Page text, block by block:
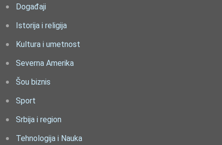
Događaji
Istorija i religija
Kultura i umetnost
Severna Amerika
Šou biznis
Sport
Srbija i region
Tehnologija i Nauka